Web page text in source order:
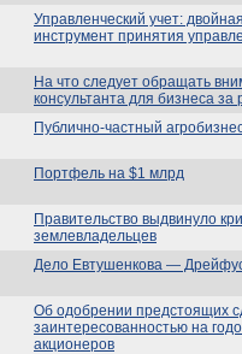
Управленческий учет:
инструмент принятия
На что следует обращать
консультанта для бизнеса за
Публично-частный
Портфель на $1 млрд
Правительство выдвинуло
землевладельцев
Дело Евтушенкова —
Об одобрении предстоящих
заинтересованностью на
акционеров